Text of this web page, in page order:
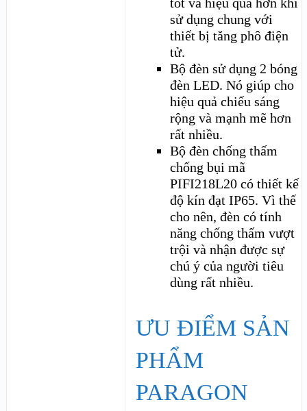
sử dụng chung với
thiết bị tăng phô điện
tử.
Bộ đèn sử dụng 2 bóng
đèn LED. Nó giúp cho
hiệu quả chiếu sáng
rộng và mạnh mẽ hơn
rất nhiều.
Bộ đèn chống thấm
chống bụi mã
PIFI218L20 có thiết kế
độ kín đạt IP65. Vì thế
cho nên, đèn có tính
năng chống thấm vượt
trội và nhận được sự
chú ý của người tiêu
dùng rất nhiều.
ƯU ĐIỂM SẢN
PHẨM
PARAGON